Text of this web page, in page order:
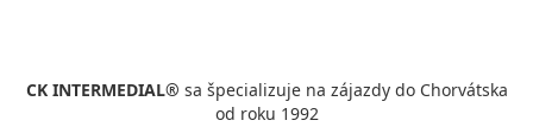
CK INTERMEDIAL® sa špecializuje na zájazdy do Chorvátska
od roku 1992